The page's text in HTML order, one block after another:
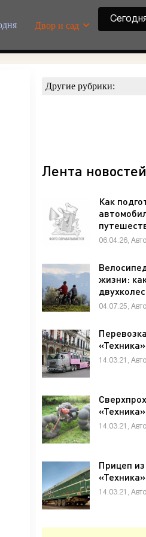
Двор и сад
Другие рубрики:
Лента новостей
Как
руками:
06.04.26,
жизни:
04.07.25,
«Техника»
14.03.21,
«Техника»
14.03.21,
Прицеп
«Техника»
14.03.21,